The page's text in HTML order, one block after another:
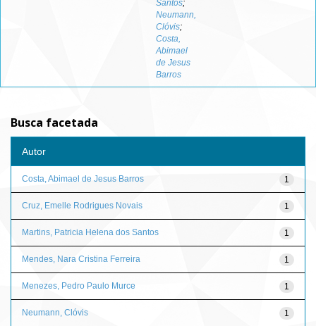
Santos;
Neumann,
Clóvis;
Costa,
Abimael
de Jesus
Barros
Busca facetada
Autor
1
Costa, Abimael de Jesus Barros
1
Cruz, Emelle Rodrigues Novais
1
Martins, Patricia Helena dos Santos
1
Mendes, Nara Cristina Ferreira
1
Menezes, Pedro Paulo Murce
1
Neumann, Clóvis